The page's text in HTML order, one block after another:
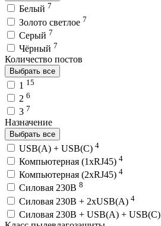
Белый 7
Золото светлое 7
Серый 7
Чёрный 7
Количество постов
Выбрать все
1 15
2 6
3 7
Назначение
Выбрать все
USB(A) + USB(C) 4
Компьютерная (1хRJ45) 4
Компьютерная (2хRJ45) 4
Силовая 230В 8
Силовая 230В + 2хUSB(A) 4
Силовая 230В + USB(A) + USВ(С)